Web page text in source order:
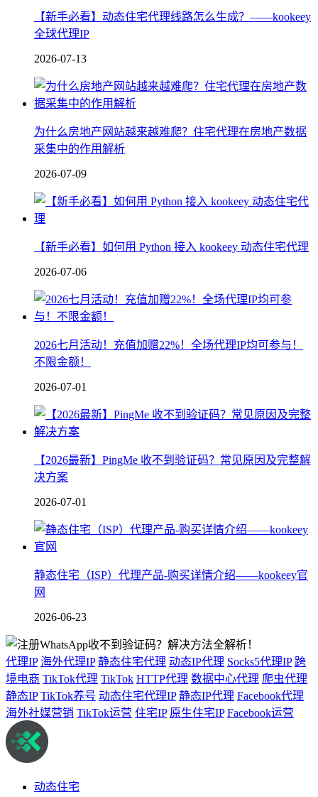
【新手必看】动态住宅代理线路怎么生成？——kookeey
全球代理IP
2026-07-13
为什么房地产网站越来越难爬？住宅代理在房地产数据
采集中的作用解析
2026-07-09
【新手必看】如何用 Python 接入 kookeey 动态住宅代理
2026-07-06
2026七月活动！充值加赠22%！全场代理IP均可参与！
不限金额！
2026-07-01
【2026最新】PingMe 收不到验证码？常见原因及完整解
决方案
2026-07-01
静态住宅（ISP）代理产品-购买详情介绍——kookeey官
网
2026-06-23
代理IP 海外代理IP 静态住宅代理 动态IP代理 Socks5代理IP 跨
境电商 TikTok代理 TikTok HTTP代理 数据中心代理 爬虫代理
静态IP TikTok养号 动态住宅代理IP 静态IP代理 Facebook代理
海外社媒营销 TikTok运营 住宅IP 原生住宅IP Facebook运营
动态住宅